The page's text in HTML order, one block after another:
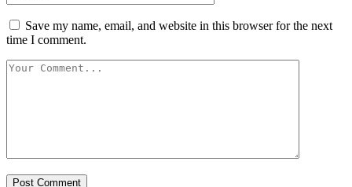
Save my name, email, and website in this browser for the next
time I comment.